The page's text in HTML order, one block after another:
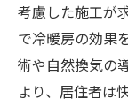
考慮した施工が
で冷暖房の効果
術や自然換気の
より、居住者は